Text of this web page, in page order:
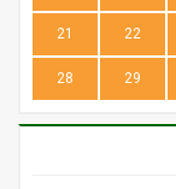
21 22
28 29